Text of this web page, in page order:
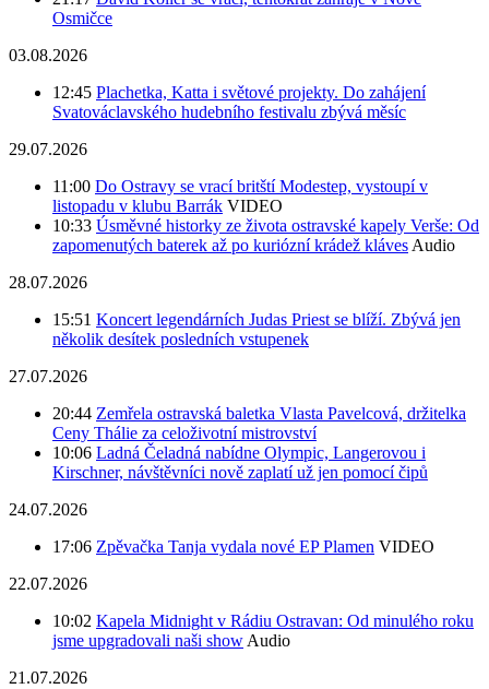
Osmičce
03.08.2026
12:45 Plachetka, Katta i světové projekty. Do zahájení
Svatováclavského hudebního festivalu zbývá měsíc
29.07.2026
11:00 Do Ostravy se vrací britští Modestep, vystoupí v
listopadu v klubu Barrák VIDEO
10:33 Úsměvné historky ze života ostravské kapely Verše: Od
zapomenutých baterek až po kuriózní krádež kláves Audio
28.07.2026
15:51 Koncert legendárních Judas Priest se blíží. Zbývá jen
několik desítek posledních vstupenek
27.07.2026
20:44 Zemřela ostravská baletka Vlasta Pavelcová, držitelka
Ceny Thálie za celoživotní mistrovství
10:06 Ladná Čeladná nabídne Olympic, Langerovou i
Kirschner, návštěvníci nově zaplatí už jen pomocí čipů
24.07.2026
17:06 Zpěvačka Tanja vydala nové EP Plamen VIDEO
22.07.2026
10:02 Kapela Midnight v Rádiu Ostravan: Od minulého roku
jsme upgradovali naši show Audio
21.07.2026